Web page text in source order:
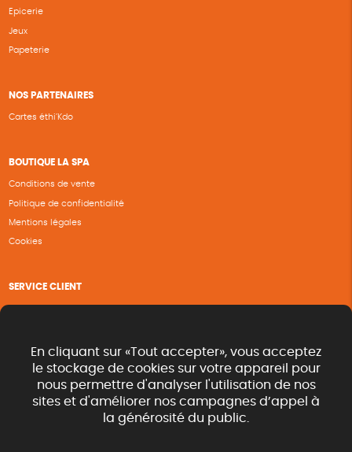
Epicerie
Jeux
Papeterie
NOS PARTENAIRES
Cartes éthi’Kdo
BOUTIQUE LA SPA
Conditions de vente
Politique de confidentialité
Mentions légales
Cookies
SERVICE CLIENT
Nous contacter
Renvoyer des articles
Commande rapide catalogue
En cliquant sur «Tout accepter», vous acceptez
le stockage de cookies sur votre appareil pour
nous permettre d'analyser l'utilisation de nos
sites et d'améliorer nos campagnes d’appel à
la générosité du public.